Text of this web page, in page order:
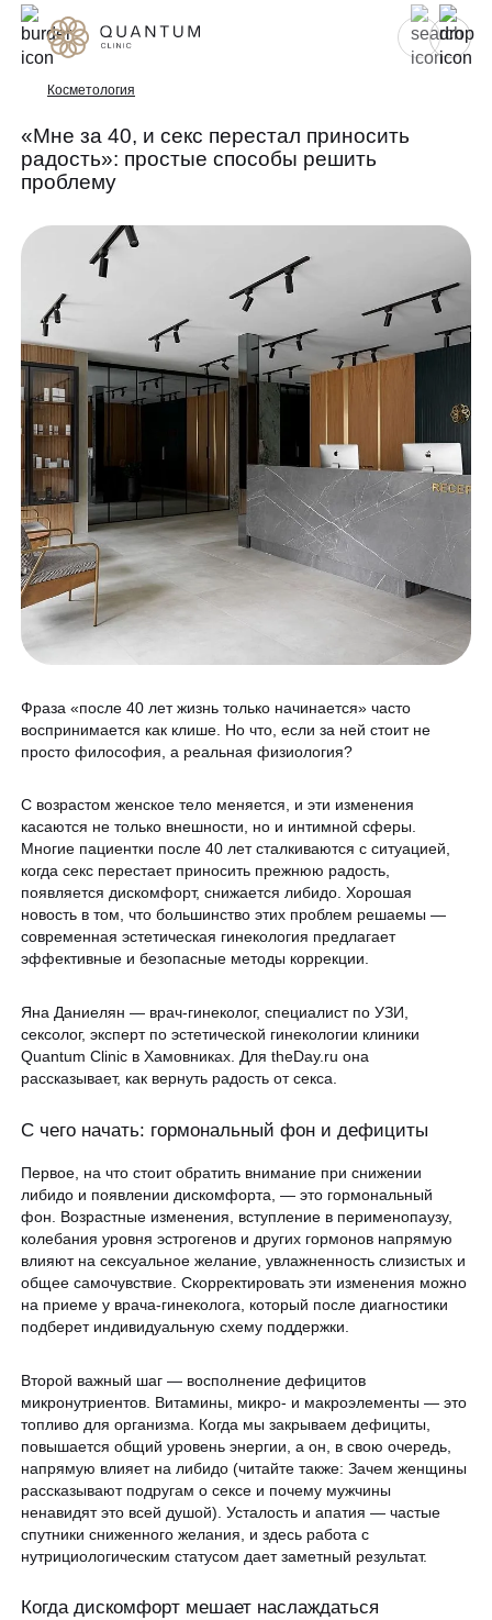
Для женщин
Услуги
Консультативный приём
Инъекционная косметология
Аппаратная косметология
Эстетическая косметология
Эндокринология
Гинекология
УЗИ
Лазерная эпиляция
Массаж и обёртывание
Проблемы
До/после
Специалисты
Спецпредложения
Сертификаты
Программа лояльности
QC Магазин
О клинике
Оборудование
СМИ о нас
Блог
Образование
8 800 775 40 40
ЗАПИСАТЬСЯ НА КОНСУЛЬТАЦИЮ
Косметология
«Мне за 40, и секс перестал приносить
радость»: простые способы решить
проблему
Фраза «после 40 лет жизнь только начинается» часто
воспринимается как клише. Но что, если за ней стоит не
просто философия, а реальная физиология?
С возрастом женское тело меняется, и эти изменения
касаются не только внешности, но и интимной сферы.
Многие пациентки после 40 лет сталкиваются с ситуацией,
когда секс перестает приносить прежнюю радость,
появляется дискомфорт, снижается либидо. Хорошая
новость в том, что большинство этих проблем решаемы —
современная эстетическая гинекология предлагает
эффективные и безопасные методы коррекции.
Яна Даниелян — врач-гинеколог, специалист по УЗИ,
сексолог, эксперт по эстетической гинекологии клиники
Quantum Clinic в Хамовниках. Для theDay.ru она
рассказывает, как вернуть радость от секса.
С чего начать: гормональный фон и дефициты
Первое, на что стоит обратить внимание при снижении
либидо и появлении дискомфорта, — это гормональный
фон. Возрастные изменения, вступление в перименопаузу,
колебания уровня эстрогенов и других гормонов напрямую
влияют на сексуальное желание, увлажненность слизистых и
общее самочувствие. Скорректировать эти изменения можно
на приеме у врача-гинеколога, который после диагностики
подберет индивидуальную схему поддержки.
Второй важный шаг — восполнение дефицитов
микронутриентов. Витамины, микро- и макроэлементы — это
топливо для организма. Когда мы закрываем дефициты,
повышается общий уровень энергии, а он, в свою очередь,
напрямую влияет на либидо (читайте также: Зачем женщины
рассказывают подругам о сексе и почему мужчины
ненавидят это всей душой). Усталость и апатия — частые
спутники сниженного желания, и здесь работа с
нутрициологическим статусом дает заметный результат.
Когда дискомфорт мешает наслаждаться